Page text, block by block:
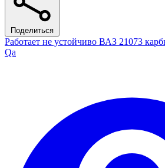
Поделиться
Работает не устойчиво ВАЗ 21073
Qa